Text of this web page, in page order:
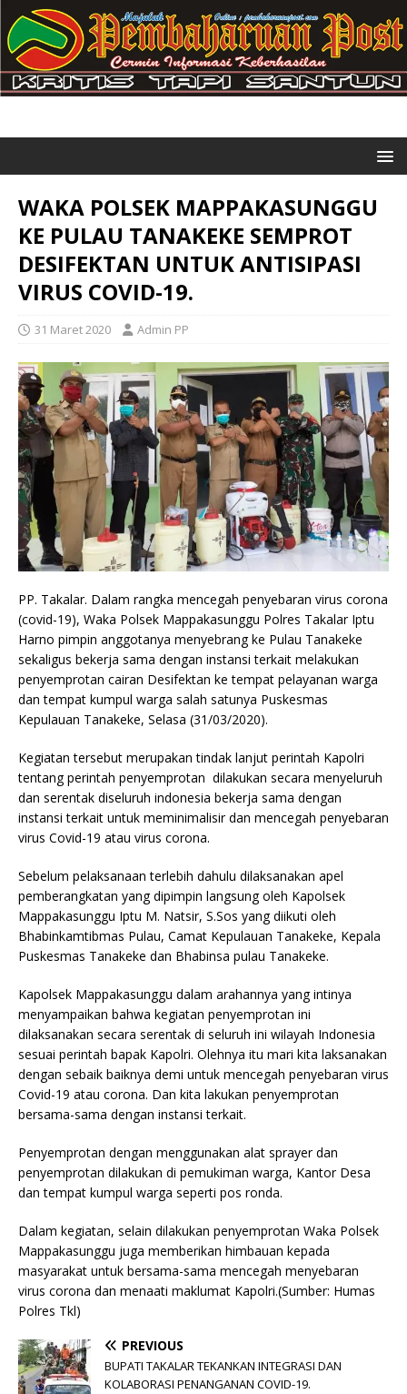
WAKA POLSEK MAPPAKASUNGGU
KE PULAU TANAKEKE SEMPROT
DESIFEKTAN UNTUK ANTISIPASI
VIRUS COVID-19.
31 Maret 2020 Admin PP
PP. Takalar. Dalam rangka mencegah penyebaran virus corona
(covid-19), Waka Polsek Mappakasunggu Polres Takalar Iptu
Harno pimpin anggotanya menyebrang ke Pulau Tanakeke
sekaligus bekerja sama dengan instansi terkait melakukan
penyemprotan cairan Desifektan ke tempat pelayanan warga
dan tempat kumpul warga salah satunya Puskesmas
Kepulauan Tanakeke, Selasa (31/03/2020).
Kegiatan tersebut merupakan tindak lanjut perintah Kapolri
tentang perintah penyemprotan dilakukan secara menyeluruh
dan serentak diseluruh indonesia bekerja sama dengan
instansi terkait untuk meminimalisir dan mencegah penyebaran
virus Covid-19 atau virus corona.
Sebelum pelaksanaan terlebih dahulu dilaksanakan apel
pemberangkatan yang dipimpin langsung oleh Kapolsek
Mappakasunggu Iptu M. Natsir, S.Sos yang diikuti oleh
Bhabinkamtibmas Pulau, Camat Kepulauan Tanakeke, Kepala
Puskesmas Tanakeke dan Bhabinsa pulau Tanakeke.
Kapolsek Mappakasunggu dalam arahannya yang intinya
menyampaikan bahwa kegiatan penyemprotan ini
dilaksanakan secara serentak di seluruh ini wilayah Indonesia
sesuai perintah bapak Kapolri. Olehnya itu mari kita laksanakan
dengan sebaik baiknya demi untuk mencegah penyebaran virus
Covid-19 atau corona. Dan kita lakukan penyemprotan
bersama-sama dengan instansi terkait.
Penyemprotan dengan menggunakan alat sprayer dan
penyemprotan dilakukan di pemukiman warga, Kantor Desa
dan tempat kumpul warga seperti pos ronda.
Dalam kegiatan, selain dilakukan penyemprotan Waka Polsek
Mappakasunggu juga memberikan himbauan kepada
masyarakat untuk bersama-sama mencegah menyebaran
virus corona dan menaati maklumat Kapolri.(Sumber: Humas
Polres Tkl)
PREVIOUS
BUPATI TAKALAR TEKANKAN INTEGRASI DAN
KOLABORASI PENANGANAN COVID-19.